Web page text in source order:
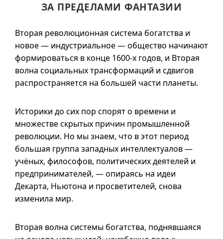
ЗА ПРЕДЕЛАМИ ФАНТАЗИИ
Вторая революционная система богатства и
новое — индустриальное — общество начинают
формироваться в конце 1600-х годов, и Вторая
волна социальных трансформаций и сдвигов
распространяется на большей части планеты.
Историки до сих пор спорят о времени и
множестве скрытых причин промышленной
революции. Но мы знаем, что в этот период
большая группа западных интеллектуалов —
учёных, философов, политических деятелей и
предпринимателей, — опираясь на идеи
Декарта, Ньютона и просветителей, снова
изменила мир.
Вторая волна системы богатства, поднявшаяся